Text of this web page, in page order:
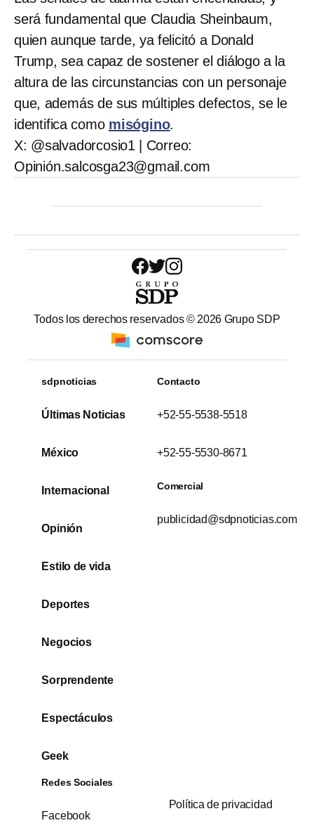
será fundamental que Claudia Sheinbaum,
quien aunque tarde, ya felicitó a Donald
Trump, sea capaz de sostener el diálogo a la
altura de las circunstancias con un personaje
que, además de sus múltiples defectos, se le
identifica como misógino.
X: @salvadorcosio1 | Correo:
Opinión.salcosga23@gmail.com
Todos los derechos reservados © 2026 Grupo SDP
sdpnoticias
Últimas Noticias
México
Internacional
Opinión
Estilo de vida
Deportes
Negocios
Sorprendente
Espectáculos
Geek
Contacto
+52-55-5538-5518
+52-55-5530-8671
Comercial
publicidad@sdpnoticias.com
Redes Sociales
Facebook
Política de privacidad